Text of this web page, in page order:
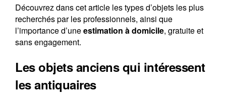
Découvrez dans cet article les types d’objets les plus
recherchés par les professionnels, ainsi que
l’importance d’uneestimation à domicile, gratuite et
sans engagement.
Les objets anciens qui intéressent
les antiquaires